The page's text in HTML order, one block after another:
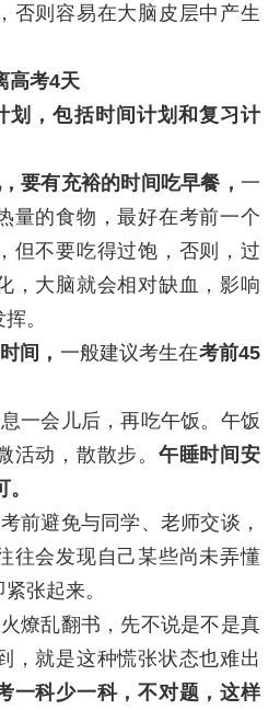
否则容易在大脑皮层中产生
高考4天
划，包括时间计划和复习计
要有充裕的时间吃早餐， 一
量的食物，最好在考前一个
但不要吃得过饱，否则，过
，大脑就会相对缺血，影响
。
间， 一般建议考生在考前45
一会儿后，再吃午饭。午饭
活动，散散步。 午睡时间安
前避免与同学、老师交谈，
往会发现自己某些尚未弄懂
张起来。
燎乱翻书，先不说是不是真
，就是这种慌张状态也难出
一科少一科，不对题，这样